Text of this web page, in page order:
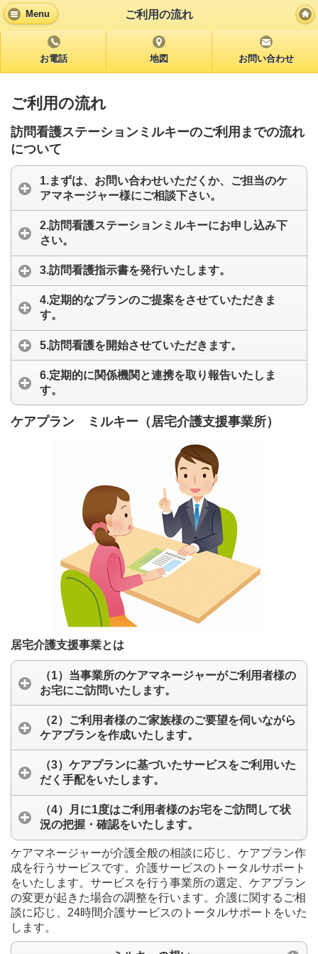
Menu ご利用の流れ
お電話 地図 お問い合わせ
ご利用の流れ
訪問看護ステーションミルキーのご利用までの流れ
について
1.まずは、お問い合わせいただくか、ご担当のケ
アマネージャー様にご相談下さい。
2.訪問看護ステーションミルキーにお申し込み下
さい。
3.訪問看護指示書を発行いたします。
4.定期的なプランのご提案をさせていただきま
す。
5.訪問看護を開始させていただきます。
6.定期的に関係機関と連携を取り報告いたしま
す。
ケアプラン ミルキー（居宅介護支援事業所）
居宅介護支援事業とは
（1）当事業所のケアマネージャーがご利用者様の
お宅にご訪問いたします。
（2）ご利用者様のご家族様のご要望を伺いながら
ケアプランを作成いたします。
（3）ケアプランに基づいたサービスをご利用いた
だく手配をいたします。
（4）月に1度はご利用者様のお宅をご訪問して状
況の把握・確認をいたします。
ケアマネージャーが介護全般の相談に応じ、ケアプラン作
成を行うサービスです。介護サービスのトータルサポート
をいたします。サービスを行う事業所の選定、ケアプラン
の変更が起きた場合の調整を行います。介護に関するご相
談に応じ、24時間介護サービスのトータルサポートをいた
します。